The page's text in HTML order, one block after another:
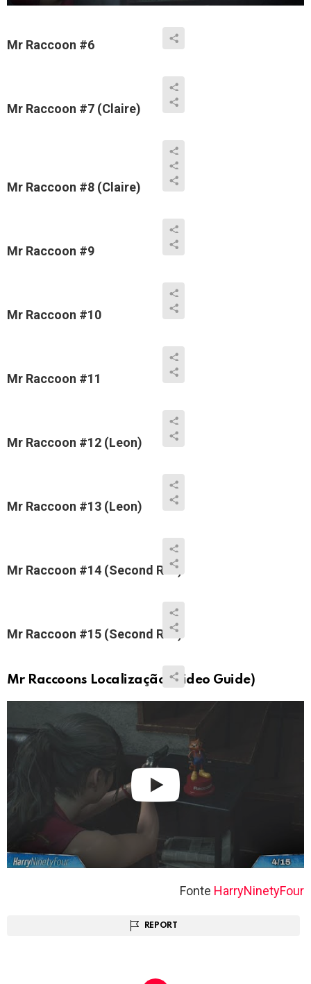
Mr Raccoon #6
Mr Raccoon #7 (Claire)
Mr Raccoon #8 (Claire)
Mr Raccoon #9
Mr Raccoon #10
Mr Raccoon #11
Mr Raccoon #12 (Leon)
Mr Raccoon #13 (Leon)
Mr Raccoon #14 (Second Run)
Mr Raccoon #15 (Second Run)
Mr Raccoons Localização (Video Guide)
Fonte HarryNinetyFour
REPORT